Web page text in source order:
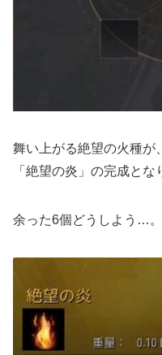
舞い上がる絶望の火種が
「絶望の炎」の完成とな
余った6個どうしよう…。